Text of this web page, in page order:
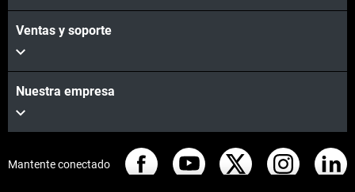
Ventas y soporte
Nuestra empresa
Mantente conectado